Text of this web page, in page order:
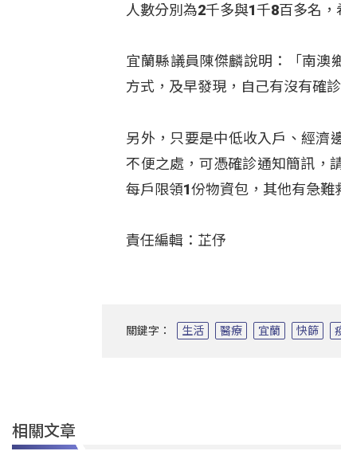
人數分別為2千多與1千8百多名
宜蘭縣議員陳傑麟說明：「南澳
方式，及早發現，自己有沒有確診
另外，只要是中低收入戶、經濟
不便之處，可憑確診通知簡訊，
每戶限領1份物資包，其他有急難
責任編輯：芷伃
關鍵字： 生活 醫療 宜蘭 快篩
相關文章